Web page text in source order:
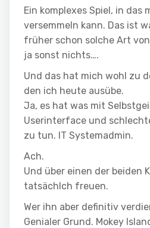
Ein komplexes Spiel, in das
versemmeln kann. Das ist
früher schon solche Art
ja sonst nichts….
Und das hat mich wohl zu
den ich heute ausübe.
Ja, es hat was mit
Userinterface und
zu tun. IT Systemadmin.
Ach.
Und über einen der beiden
tatsächlch freuen.
Wer ihn aber definitiv
Genialer Grund. Mokey